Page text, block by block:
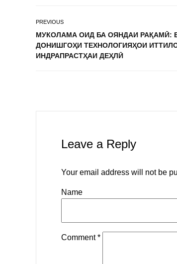
PREVIOUS
МУКОЛАМА ОИД БА ОЯНДАИ РАҚАМӢ:
ДОНИШГОҲИ ТЕХНОЛОГИЯҲОИ
ИНДРАПРАСТҲАИ ДЕҲЛӢ
Leave a Reply
Your email address will not be
Name
Comment*